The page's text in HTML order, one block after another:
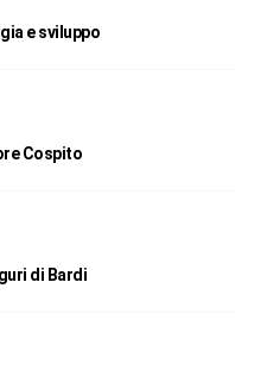
e sviluppo
Cospito
di Bardi